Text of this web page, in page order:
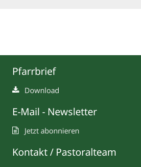
Pfarrbrief
Download
E-Mail - Newsletter
Jetzt abonnieren
Kontakt / Pastoralteam